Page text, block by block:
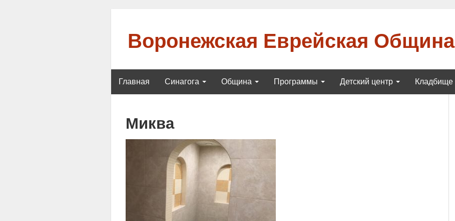
Воронежская Еврейская Община
Главная Синагога Община Программы Детский центр Кладбище
Миква